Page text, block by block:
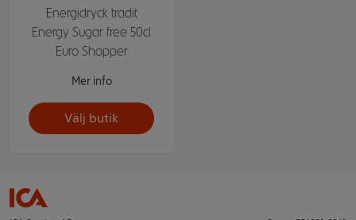
Energidryck tradit
Energy Sugar free 50cl
Euro Shopper
Mer info
Välj butik